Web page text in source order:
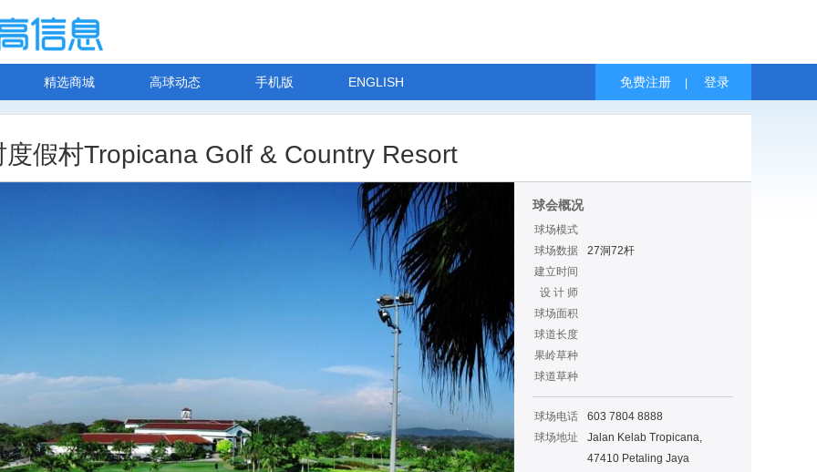
精选商城 高球动态 手机版 ENGLISH 免费注册 登录
假村Tropicana Golf & Country Resort
球会概况
球场模式
球场数据
27洞72杆
建立时间
设 计 师
球场面积
球道长度
果岭草种
球道草种
球场电话
603 7804 8888
球场地址
Jalan Kelab Tropicana,
47410 Petaling Jaya